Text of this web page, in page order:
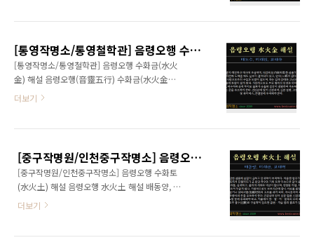
환, 기관지 계통 질환에 유의해야 한다. 특히 이
두 흉수(凶數)로 구성되어 있으면 여자는 결혼을
늦게 해..
적으로 부모 형제의 덕을 전혀 볼 수 없고, 부부
지간에 생리사별(生離死別)을 겪게 되는 운이
유도된다. 건강상에 있어 신장 질환, 신경계통 질
환, 심장쇠약을 주의해야 한다. www.eNAME.kr
[통영작명소/통영철학관] 음령오행 수화금(水火金) 해설
[통영작명소/통영철학관] 음령오행 수화금(水火
金) 해설 음령오행(音靈五行) 수화금(水火金)
해설 배도수, 미래진, 표태숙 신경이 예민하고 매
좌절이 많게 된다. 가정적으로도 부모 형제의 인
연과 덕이 적고, 배우자와 성격 차이로 불화가 속
출해 집안이 냉랭하며 자손덕도 없는 운을 유도
하게 한다. 건강상에 있어 신경쇠약, 심장질환,
www.eNAME.kr
더보기
[중구작명원/인천중구작명소] 음령오행 수화토(水火土) 해설
[중구작명원/인천중구작명소] 음령오행 수화토
(水火土) 해설 음령오행 水火土 해설 배동양, 미
래안, 표태혁 민감한 성품에 성질이 급하고 인내
더보기